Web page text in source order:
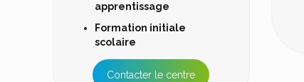
apprentissage
Formation initiale
scolaire
Contacter le centre